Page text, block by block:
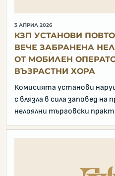
3 АПРИЛ 2026
КЗП УСТАНОВИ
ВЕЧЕ ЗАБРАНЕНА
ОТ МОБИЛЕН
ВЪЗРАСТНИ ХОРА
Комисията установи
с влязла в сила заповед на
нелоялни търговски